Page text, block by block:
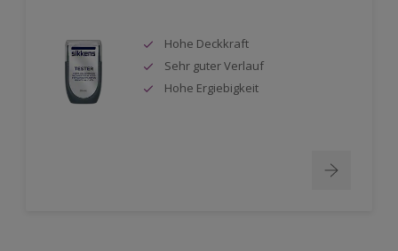
Hohe Deckkraft
Sehr guter Verlauf
Hohe Ergiebigkeit